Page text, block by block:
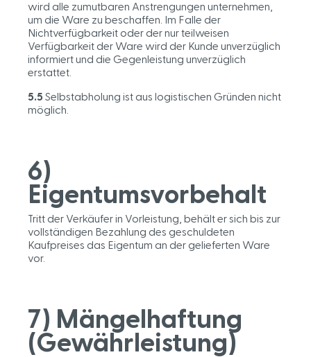
wird alle zumutbaren Anstrengungen unternehmen,
um die Ware zu beschaffen. Im Falle der
Nichtverfügbarkeit oder der nur teilweisen
Verfügbarkeit der Ware wird der Kunde unverzüglich
informiert und die Gegenleistung unverzüglich
erstattet.
5.5 Selbstabholung ist aus logistischen Gründen nicht
möglich.
6)
Eigentumsvorbehalt
Tritt der Verkäufer in Vorleistung, behält er sich bis zur
vollständigen Bezahlung des geschuldeten
Kaufpreises das Eigentum an der gelieferten Ware
vor.
7) Mängelhaftung
(Gewährleistung)